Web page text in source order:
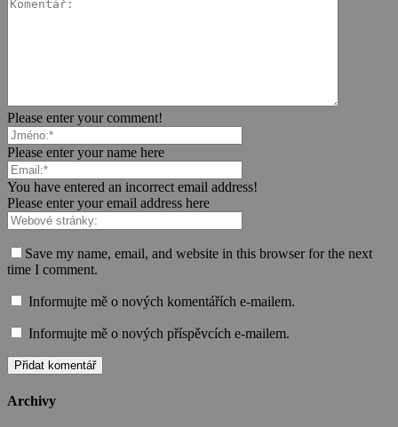
Please enter your comment!
Please enter your name here
You have entered an incorrect email address!
Please enter your email address here
Save my name, email, and website in this browser for the next
time I comment.
Informujte mě o nových komentářích e-mailem.
Informujte mě o nových příspěvcích e-mailem.
Archivy